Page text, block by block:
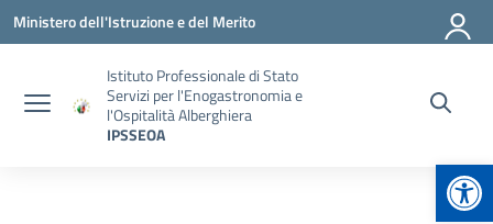
Vai ai contenuti
Vai al menu di navigazione
Vai al footer
Ministero dell'Istruzione e del Merito
Istituto Professionale di Stato
Servizi per l'Enogastronomia e
l'Ospitalità Alberghiera
IPSSEOA